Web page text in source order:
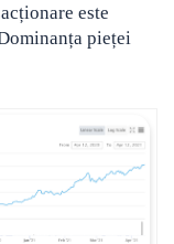
este
pieței